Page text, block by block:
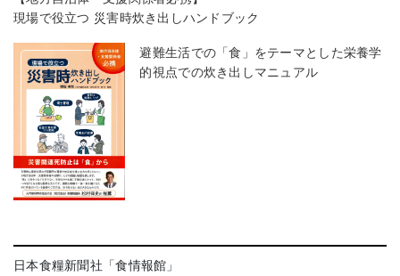
現場で役立つ 災害時炊き出しハンドブック
避難生活での「食」をテーマとした栄養学
的視点での炊き出しマニュアル
日本食糧新聞社「食情報館」